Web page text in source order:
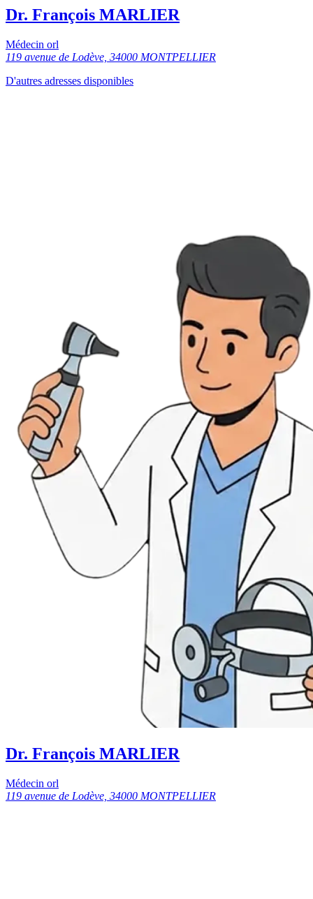
Dr. François MARLIER
Médecin orl
119 avenue de Lodève, 34000 MONTPELLIER
D'autres adresses disponibles
Dr. François MARLIER
Médecin orl
119 avenue de Lodève, 34000 MONTPELLIER